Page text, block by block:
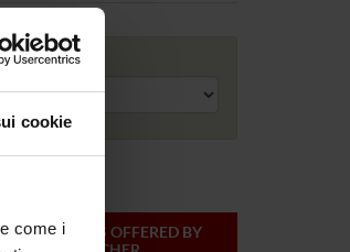
cookie
come i
year
MODULES OFFERED BY